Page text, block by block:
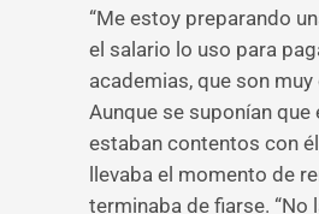
“Me estoy preparando
el salario lo uso para
academias, que son muy
Aunque se suponían que
estaban contentos con
llevaba el momento de
terminaba de fiarse. “No